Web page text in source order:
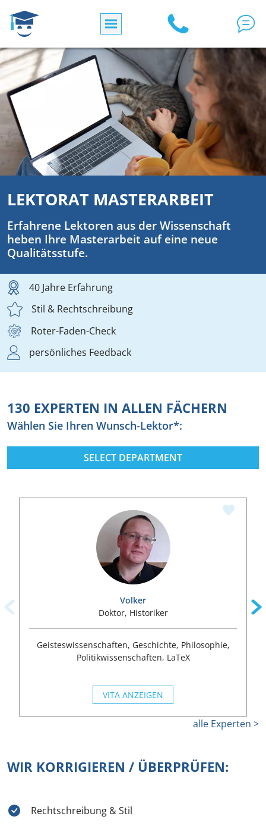
LEKTORAT MASTERARBEIT
Erfahrene Lektoren aus der Wissenschaft
heben Ihre Masterarbeit auf eine neue
Qualitätsstufe.
40 Jahre Erfahrung
Stil & Rechtschreibung
Roter-Faden-Check
persönliches Feedback
130 EXPERTEN IN ALLEN FÄCHERN
Wählen Sie Ihren Wunsch-Lektor*:
SELECT DEPARTMENT
Volker
Doktor, Historiker
Geisteswissenschaften, Geschichte, Philosophie,
Politikwissenschaften, LaTeX
VITA ANZEIGEN
alle Experten >
WIR KORRIGIEREN / ÜBERPRÜFEN:
Rechtschreibung & Stil